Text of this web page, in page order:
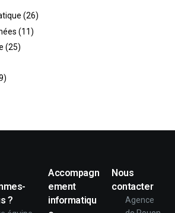
(26)
(11)
(25)
?
Accompagn
ement
informatiqu
Nous
contacter
Agence